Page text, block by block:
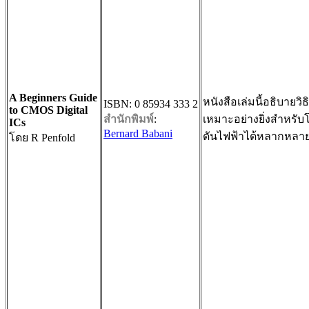
A Beginners Guide
to CMOS Digital
ICs
โดย R Penfold
ISBN: 0 85934 333 2
สำนักพิมพ์:
Bernard Babani
หนังสือเล่มนี้อธิบายวิ
เหมาะอย่างยิ่งสำหรั
ดันไฟฟ้าได้หลากหลา